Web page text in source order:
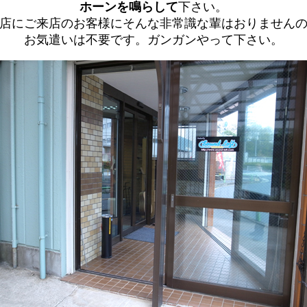
ホーンを鳴らして下さい。
にご来店のお客様にそんな非常識な輩はおりません
お気遣いは不要です。ガンガンやって下さい。